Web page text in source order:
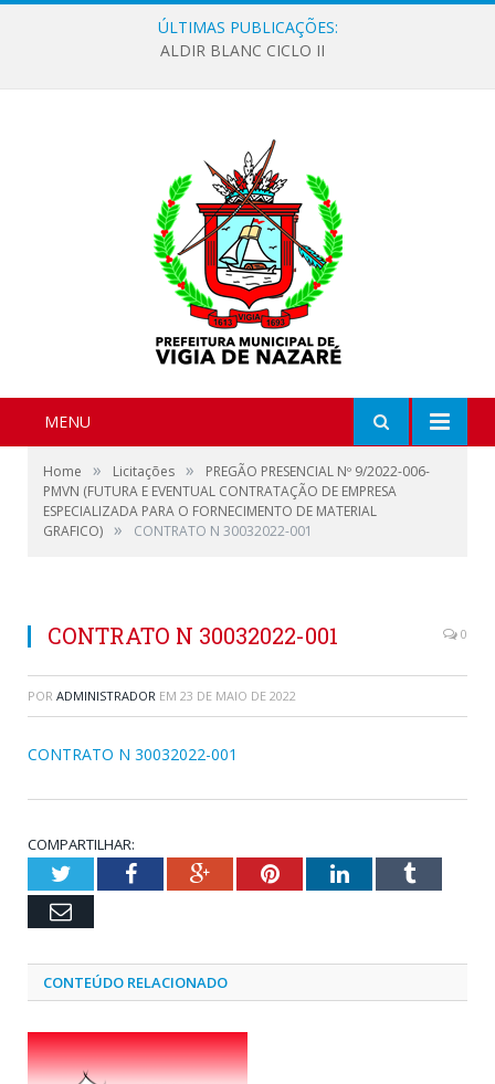
ÚLTIMAS PUBLICAÇÕES:
ALDIR BLANC CICLO II
MENU
Home » Licitações »
PREGÃO PRESENCIAL Nº 9/2022-006-
PMVN (FUTURA E EVENTUAL CONTRATAÇÃO DE EMPRESA
ESPECIALIZADA PARA O FORNECIMENTO DE MATERIAL
GRAFICO) » CONTRATO N 30032022-001
CONTRATO N 30032022-001 0
POR ADMINISTRADOR EM 23 DE MAIO DE 2022
CONTRATO N 30032022-001
COMPARTILHAR:
TwitterFacebookGoogle+PinterestLinkedInTumblr
Email
CONTEÚDO RELACIONADO